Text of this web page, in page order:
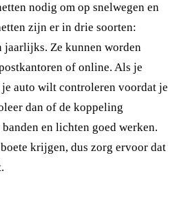
nodig om op snelwegen en
zijn er in drie soorten:
Ze kunnen worden
of online. Als je
auto wilt controleren voordat je
dan of de koppeling
en lichten goed werken.
krijgen, dus zorg ervoor dat